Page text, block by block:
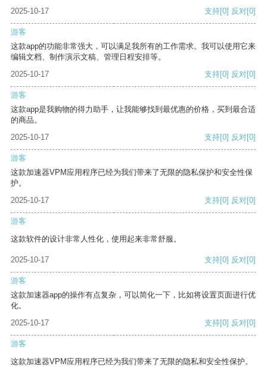
2025-10-17 支持[0] 反对[0]
游客
这款app的功能非常强大，可以满足我所有的工作需求。我可以使用它来
编辑文档、制作演示文稿、管理日程安排等。
2025-10-17
支持[0] 反对[0]
游客
这款app是我购物的得力助手，让我能够找到最优惠的价格，买到最合适
的商品。
2025-10-17
支持[0] 反对[0]
游客
这款加速器VPM应用程序已经为我们带来了无限的隐私保护和安全性保
护。
2025-10-17
支持[0] 反对[0]
游客
这款软件的设计非常人性化，使用起来非常舒服。
2025-10-17 支持[0] 反对[0]
游客
这款加速器app的操作有点复杂，可以简化一下，比如将设置页面进行优
化。
2025-10-17
支持[0] 反对[0]
游客
这款加速器VPM应用程序已经为我们带来了无限的隐私和安全性保护。